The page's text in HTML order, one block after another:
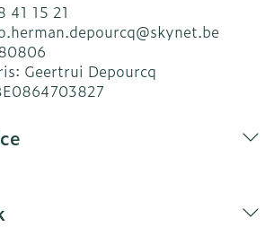
41 15 21
skynet.be
Geertrui Depourcq